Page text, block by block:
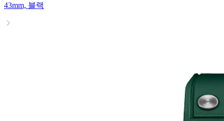
43mm, 블랙